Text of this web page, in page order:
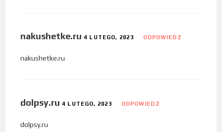
nakushetke.ru 4 LUTEGO, 2023 ODPOWIEDZ
nakushetke.ru
dolpsy.ru 4 LUTEGO, 2023 ODPOWIEDZ
dolpsy.ru